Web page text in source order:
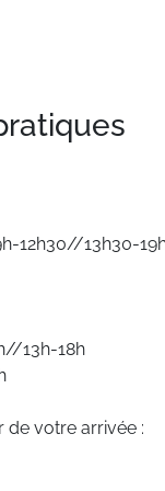
12h30//13h30-
13h-18h
de votre arrivée :